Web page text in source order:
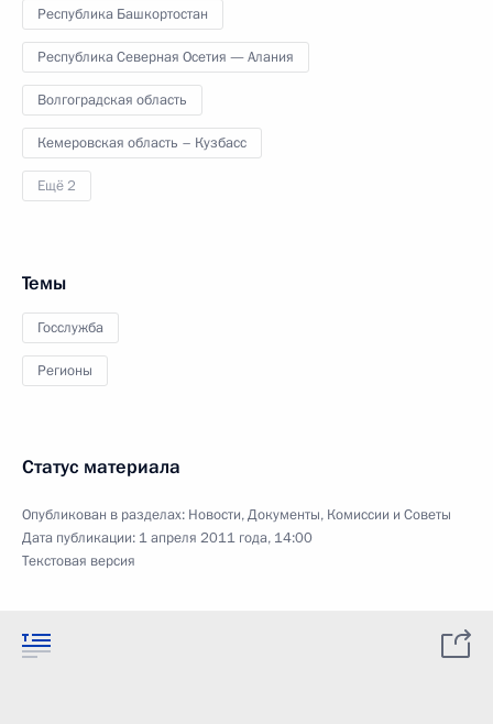
Республика Башкортостан
Республика Северная Осетия — Алания
Волгоградская область
Кемеровская область – Кузбасс
Ещё 2
Темы
Госслужба
Регионы
Статус материала
Опубликован в разделах: Новости,Документы, Комиссии и Советы
Дата публикации: 1 апреля 2011 года, 14:00
Текстовая версия